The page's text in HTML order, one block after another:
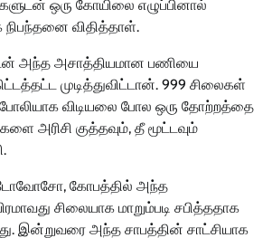
ஒரு கோயிலை எழுப்பினால்
விதித்தாள்.
அந்த அசாத்தியமான பணியை
முடித்துவிட்டான். 999 சிலைகள்
விடியலை போல ஒரு தோற்றத்தை
அரிசி குத்தவும், தீ மூட்டவும்
கோபத்தில் அந்த
சிலையாக மாறும்படி சபித்ததாக
இன்றுவரை அந்த சாபத்தின் சாட்சியாக